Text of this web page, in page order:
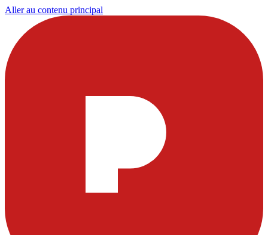
Aller au contenu principal